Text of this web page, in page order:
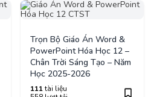
Trọn Bộ Giáo Án Word &
PowerPoint Hóa Học 12 –
Chân Trời Sáng Tạo – Năm
Học 2025-2026
111tài liệu